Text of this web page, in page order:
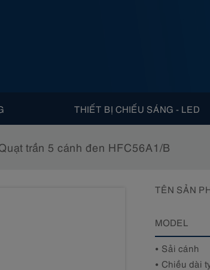
THIẾT BỊ CHIẾU SÁNG - LED
trần 5 cánh đen HFC56A1/B
TÊN SẢN
MODEL
Sải cánh
Chiều dài